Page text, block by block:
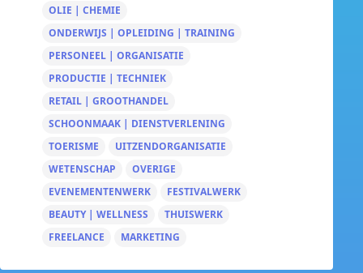
OLIE | CHEMIE
ONDERWIJS | OPLEIDING | TRAINING
PERSONEEL | ORGANISATIE
PRODUCTIE | TECHNIEK
RETAIL | GROOTHANDEL
SCHOONMAAK | DIENSTVERLENING
TOERISME
UITZENDORGANISATIE
WETENSCHAP
OVERIGE
EVENEMENTENWERK
FESTIVALWERK
BEAUTY | WELLNESS
THUISWERK
FREELANCE
MARKETING